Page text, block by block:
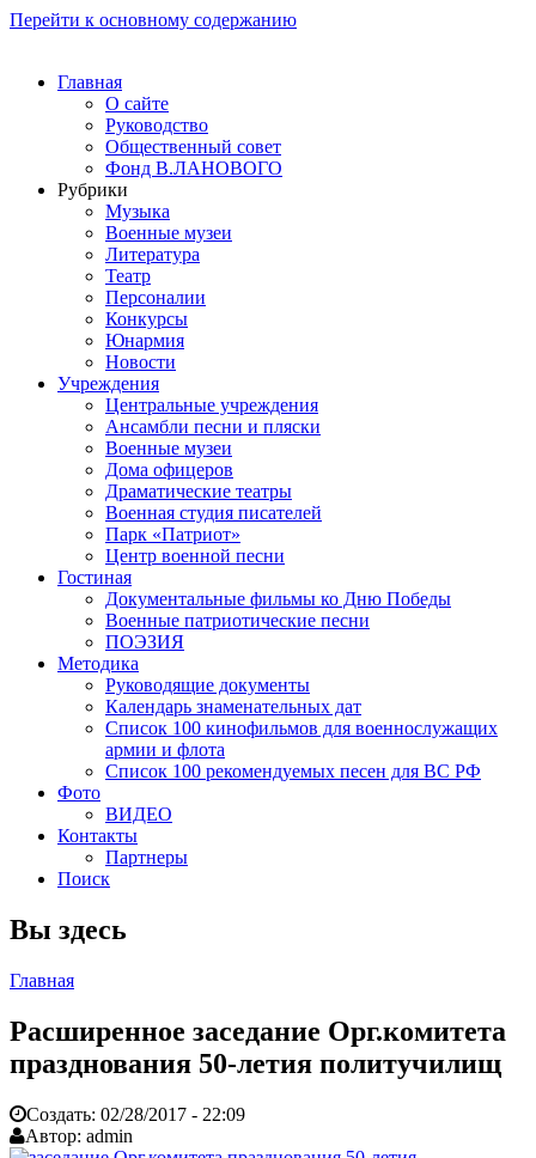
Перейти к основному содержанию
Главная
О сайте
Руководство
Общественный совет
Фонд В.ЛАНОВОГО
Рубрики
Музыка
Военные музеи
Литература
Театр
Персоналии
Конкурсы
Юнармия
Новости
Учреждения
Центральные учреждения
Ансамбли песни и пляски
Военные музеи
Дома офицеров
Драматические театры
Военная студия писателей
Парк «Патриот»
Центр военной песни
Гостиная
Документальные фильмы ко Дню Победы
Военные патриотические песни
ПОЭЗИЯ
Методика
Руководящие документы
Календарь знаменательных дат
Список 100 кинофильмов для военнослужащих
армии и флота
Список 100 рекомендуемых песен для ВС РФ
Фото
ВИДЕО
Контакты
Партнеры
Поиск
Вы здесь
Главная
Расширенное заседание Орг.комитета
празднования 50-летия политучилищ
Создать: 02/28/2017 - 22:09
Автор: admin